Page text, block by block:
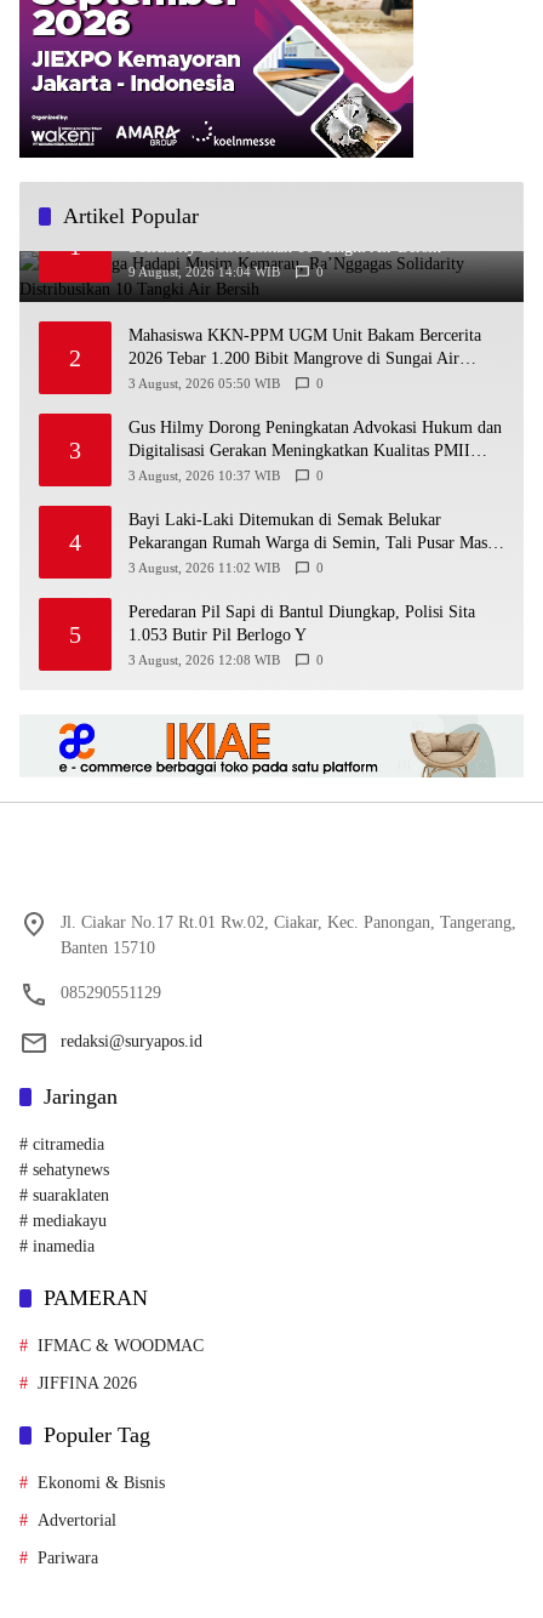
Artikel Popular
1
Bantu Warga Hadapi Musim Kemarau, Ra’Nggagas
Solidarity Distribusikan 10 Tangki Air Bersih
9 August, 2026 14:04 WIB 0
2
Mahasiswa KKN-PPM UGM Unit Bakam Bercerita
2026 Tebar 1.200 Bibit Mangrove di Sungai Air
Layang
3 August, 2026 05:50 WIB 0
3
Gus Hilmy Dorong Peningkatan Advokasi Hukum dan
Digitalisasi Gerakan Meningkatkan Kualitas PMII
DIY
3 August, 2026 10:37 WIB 0
4
Bayi Laki-Laki Ditemukan di Semak Belukar
Pekarangan Rumah Warga di Semin, Tali Pusar Masih
Menempel
3 August, 2026 11:02 WIB 0
5
Peredaran Pil Sapi di Bantul Diungkap, Polisi Sita
1.053 Butir Pil Berlogo Y
3 August, 2026 12:08 WIB 0
Jl. Ciakar No.17 Rt.01 Rw.02, Ciakar, Kec. Panongan, Tangerang,
Banten 15710
085290551129
redaksi@suryapos.id
Jaringan
# citramedia
# sehatynews
# suaraklaten
# mediakayu
# inamedia
PAMERAN
IFMAC & WOODMAC
JIFFINA 2026
Populer Tag
Ekonomi & Bisnis
Advertorial
Pariwara